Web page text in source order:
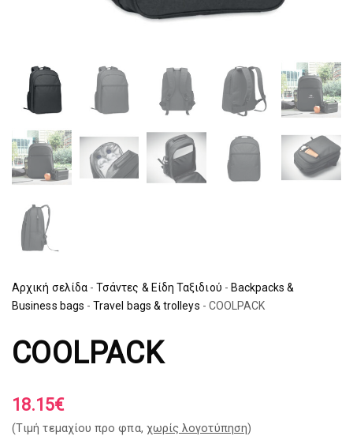
Αρχική σελίδα - Τσάντες & Είδη Ταξιδιού - Backpacks &
Business bags - Travel bags & trolleys - COOLPACK
COOLPACK
18.15€
(Tιμή τεμαχίου προ φπα, χωρίς λογοτύπηση)